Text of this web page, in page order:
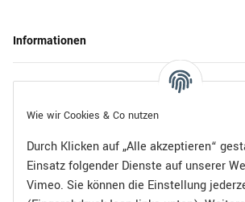
Wie wir Cookies & Co nutzen
Durch Klicken auf „Alle akzeptieren“
Einsatz folgender Dienste auf unserer
Vimeo. Sie können die Einstellung
Informationen
Gesetzliche Informationen
Bezahlen Sie bequem per: